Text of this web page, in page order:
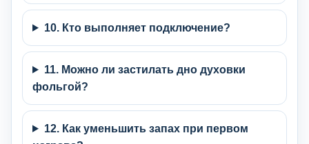
10. Кто выполняет подключение?
11. Можно ли застилать дно духовки
фольгой?
12. Как уменьшить запах при первом